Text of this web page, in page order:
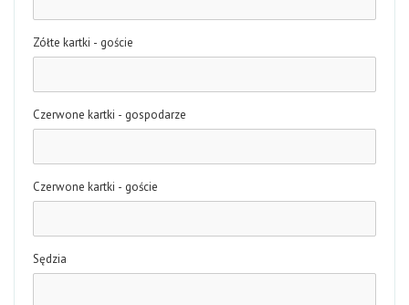
Zółte kartki - goście
Czerwone kartki - gospodarze
Czerwone kartki - goście
Sędzia